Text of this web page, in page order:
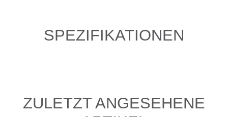
SPEZIFIKATIONEN
ZULETZT ANGESEHENE